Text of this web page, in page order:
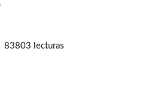
83803 lecturas